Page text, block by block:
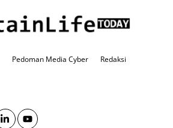
Pedoman Media Cyber
Redaksi